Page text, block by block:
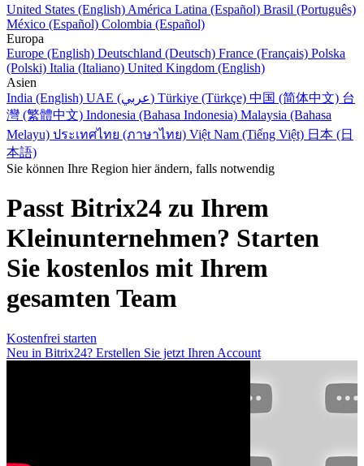
United States (English) América Latina (Español) Brasil (Português)
México (Español) Colombia (Español)
Europa
Europe (English) Deutschland (Deutsch) France (Français) Polska
(Polski) Italia (Italiano) United Kingdom (English)
Asien
India (English)
UAE (عربي) Türkiye (Türkçe) 中国 (简体中文) 台
灣 (繁體中文) Indonesia (Bahasa Indonesia) Malaysia (Bahasa
Melayu) ประเทศไทย (ภาษาไทย) Việt Nam (Tiếng Việt) 日本 (日
本語)
Sie können Ihre Region hier ändern, falls notwendig
Passt Bitrix24 zu Ihrem
Kleinunternehmen? Starten
Sie kostenlos mit Ihrem
gesamten Team
Kostenfrei starten
Neu in Bitrix24? Erstellen Sie jetzt Ihren Account